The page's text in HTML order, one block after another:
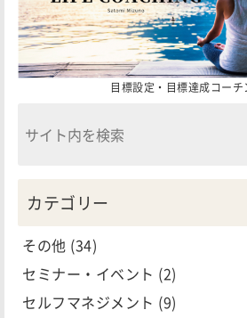
目標設定・目標達成コー
カテゴリー
その他 (34)
セミナー・イベント (2)
セルフマネジメント (9)